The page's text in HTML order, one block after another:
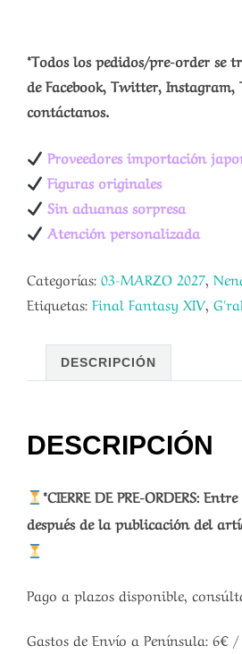
*Todos los pedidos/pre-order se
de Facebook, Twitter,
contáctanos.
Proveedores importación
Figuras originales
Sin aduanas sorpresa
Atención personalizada
Categorías: 03-MARZO 2027,
Etiquetas: Final Fantasy XIV,
DESCRIPCIÓN
DESCRIPCIÓN
*CIERRE DE PRE-ORDERS:
después de la publicación del
Pago a plazos disponible,
Gastos de Envío a Península: 6€